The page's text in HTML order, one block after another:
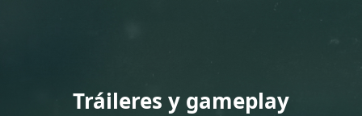
Tráileres y gameplay